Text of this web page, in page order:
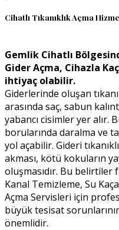
Cihatlı Tıkanıklık Açma
Gemlik Cihatlı
Gider Açma, Cihazla
ihtiyaç olabilir.
Giderlerinde oluşan
arasında saç, sabun
yabancı cisimler yer
borularında daralma ve
yol açabilir. Gideri
akması, kötü kokuların
oluşmasıdır. Bu belirtiler
Kanal Temizleme, Su
Açma Servisleri için
büyük tesisat
önemlidir.